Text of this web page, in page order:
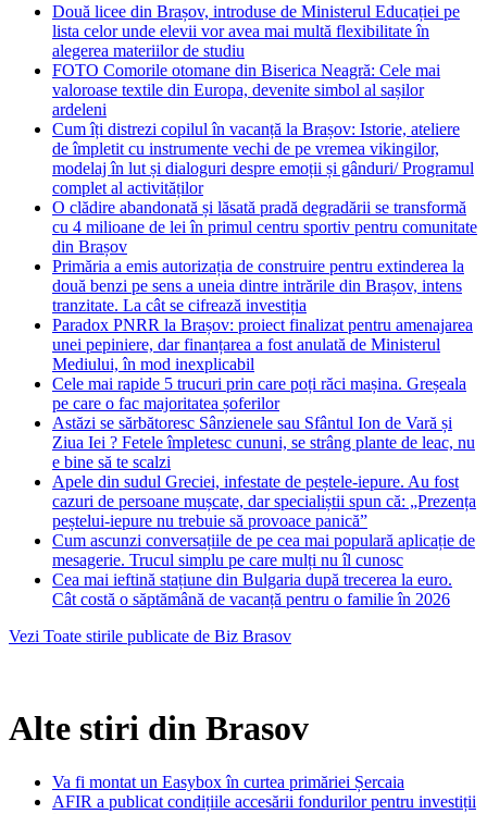
Două licee din Brașov, introduse de Ministerul Educației pe
lista celor unde elevii vor avea mai multă flexibilitate în
alegerea materiilor de studiu
FOTO Comorile otomane din Biserica Neagră: Cele mai
valoroase textile din Europa, devenite simbol al sașilor
ardeleni
Cum îți distrezi copilul în vacanță la Brașov: Istorie, ateliere
de împletit cu instrumente vechi de pe vremea vikingilor,
modelaj în lut și dialoguri despre emoții și gânduri/ Programul
complet al activităților
O clădire abandonată și lăsată pradă degradării se transformă
cu 4 milioane de lei în primul centru sportiv pentru comunitate
din Brașov
Primăria a emis autorizația de construire pentru extinderea la
două benzi pe sens a uneia dintre intrările din Brașov, intens
tranzitate. La cât se cifrează investiția
Paradox PNRR la Brașov: proiect finalizat pentru amenajarea
unei pepiniere, dar finanțarea a fost anulată de Ministerul
Mediului, în mod inexplicabil
Cele mai rapide 5 trucuri prin care poți răci mașina. Greșeala
pe care o fac majoritatea șoferilor
Astăzi se sărbătoresc Sânzienele sau Sfântul Ion de Vară și
Ziua Iei ? Fetele împletesc cununi, se strâng plante de leac, nu
e bine să te scalzi
Apele din sudul Greciei, infestate de peștele-iepure. Au fost
cazuri de persoane mușcate, dar specialiștii spun că: „Prezența
peștelui-iepure nu trebuie să provoace panică”
Cum ascunzi conversațiile de pe cea mai populară aplicație de
mesagerie. Trucul simplu pe care mulți nu îl cunosc
Cea mai ieftină stațiune din Bulgaria după trecerea la euro.
Cât costă o săptămână de vacanță pentru o familie în 2026
Vezi Toate stirile publicate de Biz Brasov
Alte stiri din Brasov
Va fi montat un Easybox în curtea primăriei Șercaia
AFIR a publicat condițiile accesării fondurilor pentru investiții